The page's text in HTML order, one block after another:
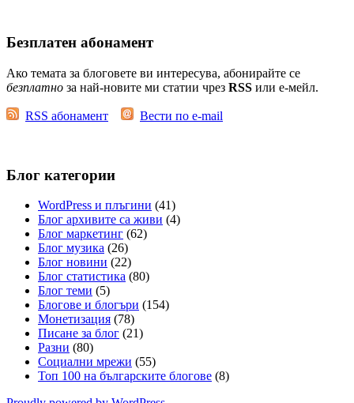
Безплатен абонамент
Ако темата за блоговете ви интересува, абонирайте се
безплатно за най-новите ми статии чрез RSS или е-мейл.
RSS абонамент Вести по e-mail
Блог категории
WordPress и плъгини (41)
Блог архивите са живи (4)
Блог маркетинг (62)
Блог музика (26)
Блог новини (22)
Блог статистика (80)
Блог теми (5)
Блогове и блогъри (154)
Монетизация (78)
Писане за блог (21)
Разни (80)
Социални мрежи (55)
Топ 100 на българските блогове (8)